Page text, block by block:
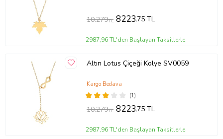
10.279TL 8223,75 TL
2987,96 TL'den Başlayan Taksitlerle
Altın Lotus Çiçeği Kolye SV0059
(1)
Kargo Bedava
10.279TL 8223,75 TL
2987,96 TL'den Başlayan Taksitlerle